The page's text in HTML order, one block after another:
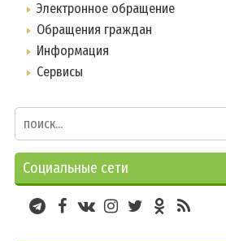
Электронное обращение
Обращения граждан
Информация
Сервисы
Социальные сети